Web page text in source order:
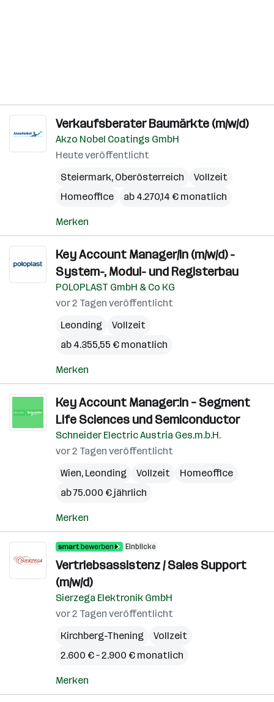
Verkaufsberater Baumärkte (m/w/d)
Akzo Nobel Coatings GmbH
Heute veröffentlicht
Steiermark, Oberösterreich
Vollzeit
Homeoffice
ab 4.270,14 € monatlich
Merken
Key Account Manager/in (m/w/d) -
System-, Modul- und Registerbau
POLOPLAST GmbH & Co KG
vor 2 Tagen veröffentlicht
Leonding
Vollzeit
ab 4.355,55 € monatlich
Merken
Key Account Manager:in – Segment
Life Sciences und Semiconductor
Schneider Electric Austria Ges.m.b.H.
vor 2 Tagen veröffentlicht
Wien, Leonding Vollzeit
Homeoffice
ab 75.000 € jährlich
Merken
Einblicke
Vertriebsassistenz / Sales Support
(m/w/d)
Sierzega Elektronik GmbH
vor 2 Tagen veröffentlicht
Kirchberg-Thening
Vollzeit
2.600 € – 2.900 € monatlich
Merken